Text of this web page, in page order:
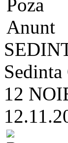
12